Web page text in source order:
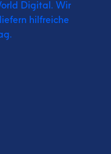
Digital. Wir
hilfreiche